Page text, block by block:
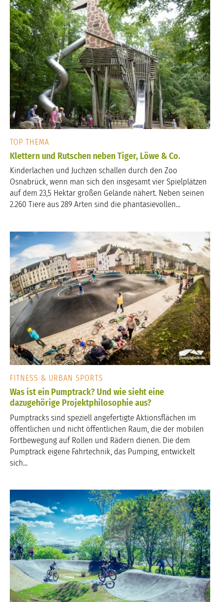
TOP THEMA
Klettern und Rutschen neben Tiger, Löwe & Co.
Kinderlachen und Juchzen schallen durch den Zoo
Osnabrück, wenn man sich den insgesamt vier Spielplätzen
auf dem 23,5 Hektar großen Gelände nähert. Neben seinen
2.260 Tiere aus 289 Arten sind die phantasievollen...
FITNESS & URBAN SPORTS
Was ist ein Pumptrack? Und wie sieht eine
dazugehörige Projektphilosophie aus?
Pumptracks sind speziell angefertigte Aktionsflächen im
öffentlichen und nicht öffentlichen Raum, die der mobilen
Fortbewegung auf Rollen und Rädern dienen. Die dem
Pumptrack eigene Fahrtechnik, das Pumping, entwickelt
sich...